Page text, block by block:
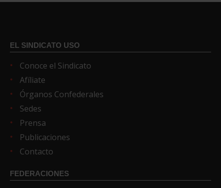
EL SINDICATO USO
Conoce el Sindicato
Afíliate
Órganos Confederales
Sedes
Prensa
Publicaciones
Contacto
FEDERACIONES